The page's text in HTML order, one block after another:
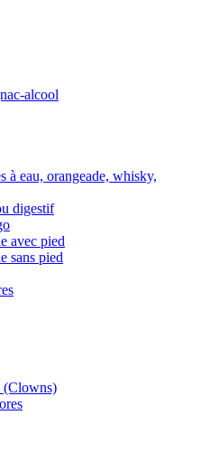
alcool
à eau, orangeade, whisky,
digestif
avec pied
sans pied
(Clowns)